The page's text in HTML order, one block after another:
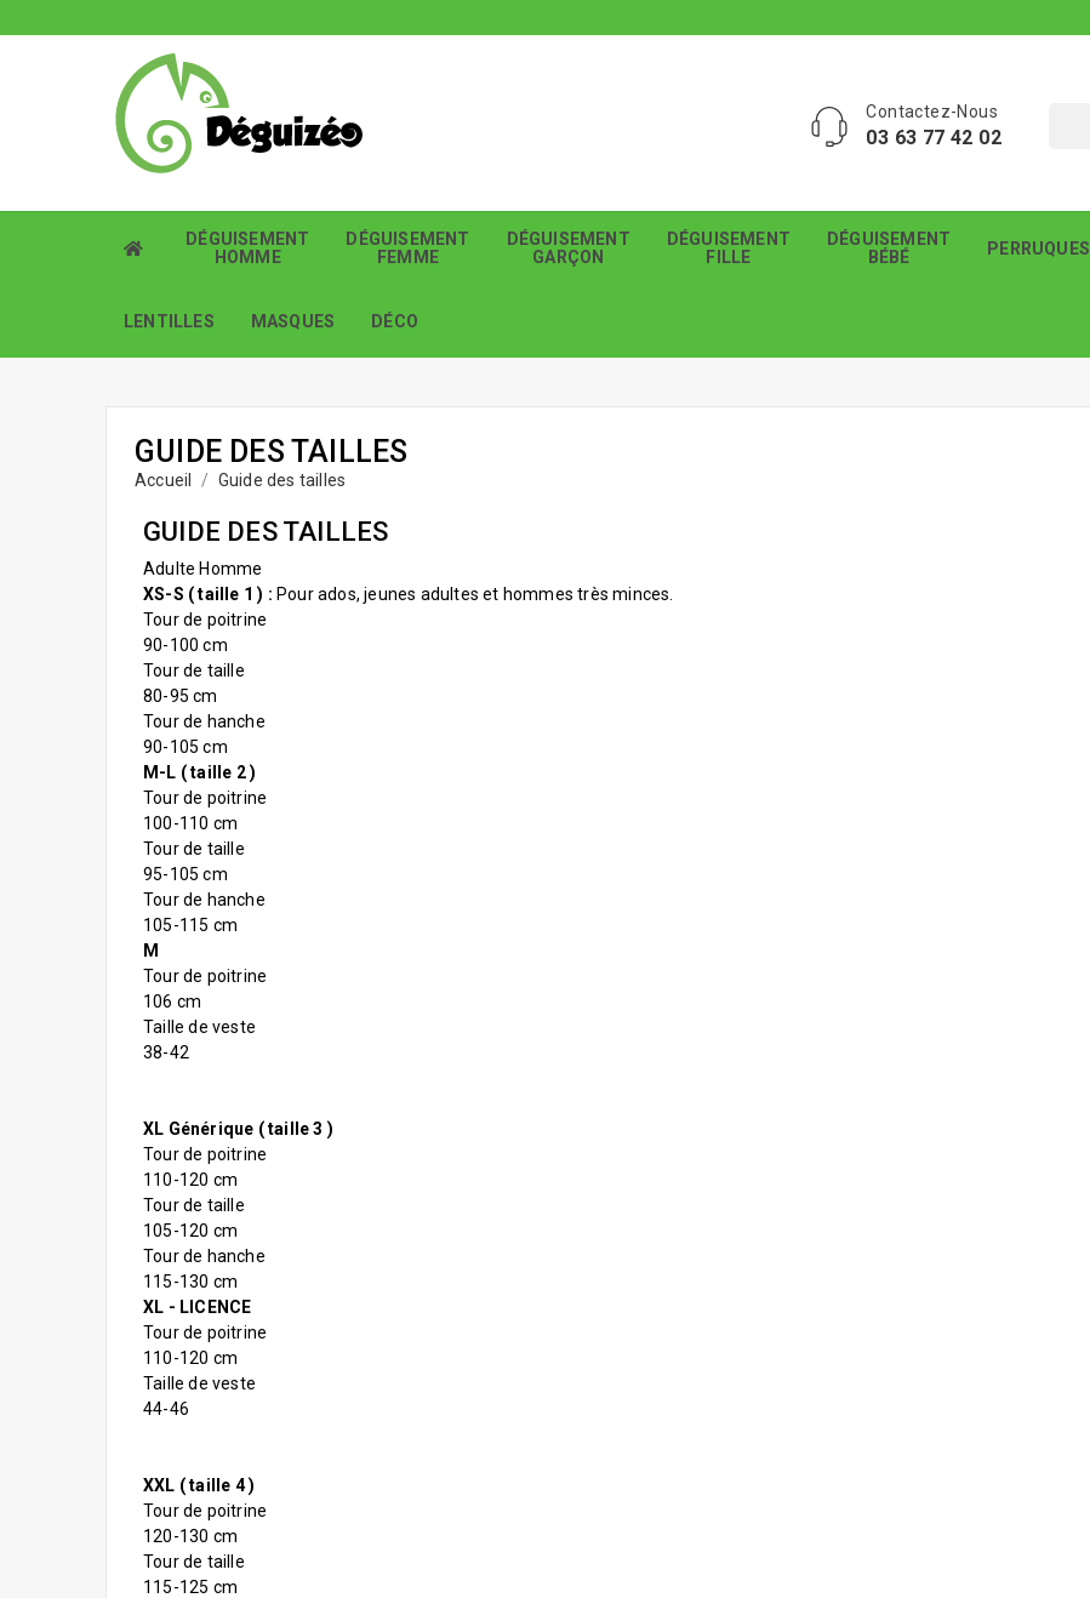
Contactez-Nous
03 63 77 42 02
DÉGUISEMENT
HOMME
DÉGUISEMENT
FEMME
DÉGUISEMENT
GARÇON
DÉGUISEMENT
FILLE
DÉGUISEMENT
BÉBÉ
PERRUQUES
LENTILLES MASQUES DÉCO
GUIDE DES TAILLES
Accueil Guide des tailles
GUIDE DES TAILLES
Adulte Homme
XS-S ( taille 1 ) : Pour ados, jeunes adultes et hommes très minces.
Tour de poitrine
90-100 cm
Tour de taille
80-95 cm
Tour de hanche
90-105 cm
M-L ( taille 2 )
Tour de poitrine
100-110 cm
Tour de taille
95-105 cm
Tour de hanche
105-115 cm
M
Tour de poitrine
106 cm
Taille de veste
38-42
XL Générique ( taille 3 )
Tour de poitrine
110-120 cm
Tour de taille
105-120 cm
Tour de hanche
115-130 cm
XL - LICENCE
Tour de poitrine
110-120 cm
Taille de veste
44-46
XXL ( taille 4 )
Tour de poitrine
120-130 cm
Tour de taille
115-125 cm